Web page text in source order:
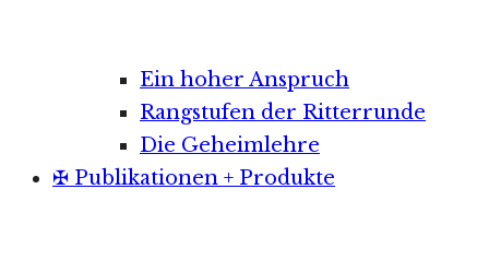
Ein hoher Anspruch
Rangstufen der Ritterrunde
Die Geheimlehre
✠ Publikationen + Produkte